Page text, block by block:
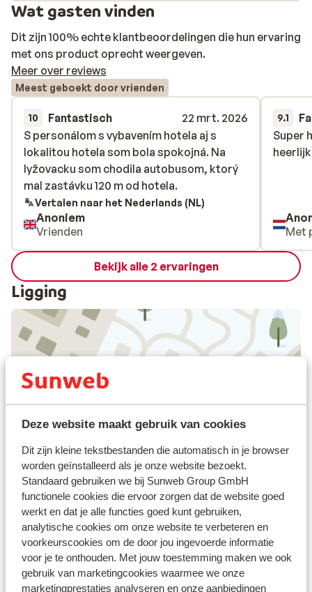
Deze website maakt gebruik van cookies
Dit zijn kleine tekstbestanden die automatisch in je browser
worden geïnstalleerd als je onze website bezoekt.
Standaard gebruiken we bij Sunweb Group GmbH
functionele cookies die ervoor zorgen dat de website goed
werkt en dat je alle functies goed kunt gebruiken,
analytische cookies om onze website te verbeteren en
voorkeurscookies om de door jou ingevoerde informatie
voor je te onthouden. Met jouw toestemming maken we ook
gebruik van marketingcookies waarmee we onze
marketingprestaties analyseren en onze aanbiedingen
Wat gasten vinden
Dit zijn 100% echte klantbeoordelingen die hun ervaring
met ons product oprecht weergeven.
Meer over reviews
Meest geboekt door vrienden
10 Fantastisch
22 mrt. 2026
S personálom s vybavením hotela aj s
lokalitou hotela som bola spokojná. Na
lyžovacku som chodila autobusom, ktorý
mal zastávku 120 m od hotela.
S personálom s vybavením hotela aj s
lokalitou hotela som bola spokojná. Na
lyžovacku som chodila autobusom, ktorý
mal zastávku 120 m od hotela.
Vertalen naar het Nederlands (NL)
Anoniem
Vrienden
9.1
Super
Super
Met
Bekijk alle 2 ervaringen
Ligging
Afstanden
Afstand tot centrum: circa 1,7 kilometer
Afstand tot skipiste circa 2,2 kilometer
Skibushalte: 30 m
Afstand tot skilift 3k k-onnection circa 2,2
kilometer
Rustig gelegen
Skipas, -les en verhuur